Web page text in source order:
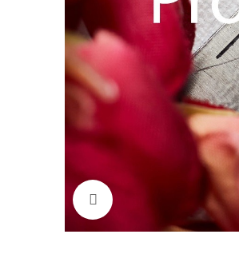
Нажмите, чтобы